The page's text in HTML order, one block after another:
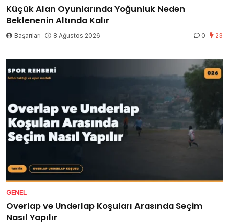
Küçük Alan Oyunlarında Yoğunluk Neden
Beklenenin Altında Kalır
Başarıları 8 Ağustos 2026 0 23
GENEL
Overlap ve Underlap Koşuları Arasında Seçim
Nasıl Yapılır